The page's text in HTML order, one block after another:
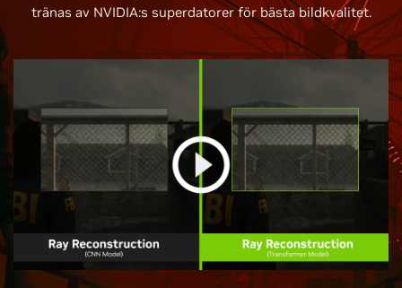
tränas av NVIDIA:s superdatorer för bästa bildkvalitet.